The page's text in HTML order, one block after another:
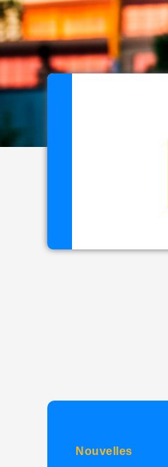
Nouvelles